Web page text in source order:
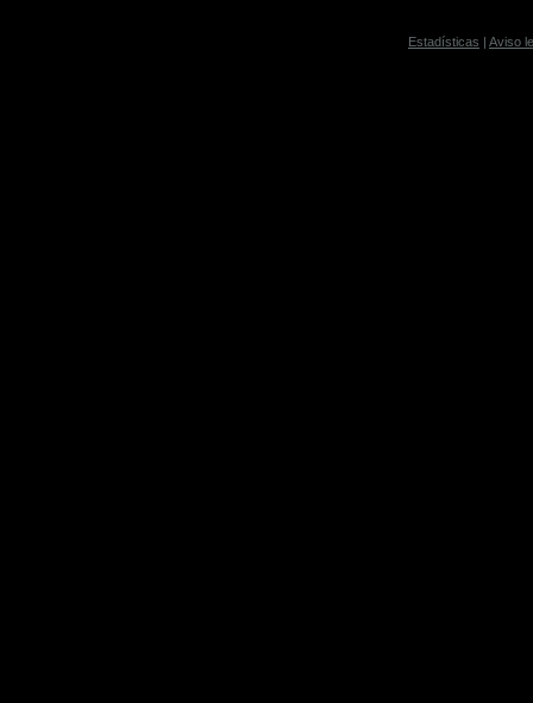
Estadísticas | Aviso